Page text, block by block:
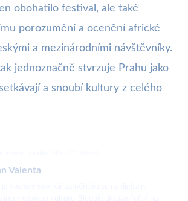
obohatilo festival, ale také
porozumění a ocenění africké
a mezinárodními návštěvníky.
jednoznačně stvrzuje Prahu jako
a snoubí kultury z celého
Valenta